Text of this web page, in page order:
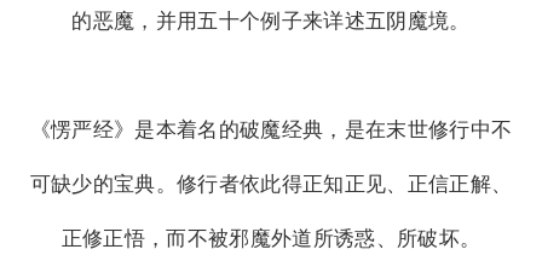
的恶魔，并用五十个例子来详述五阴魔境。
《愣严经》是本着名的破魔经典，是在末世修行中不
可缺少的宝典。修行者依此得正知正见、正信正解、
正修正悟，而不被邪魔外道所诱惑、所破坏。